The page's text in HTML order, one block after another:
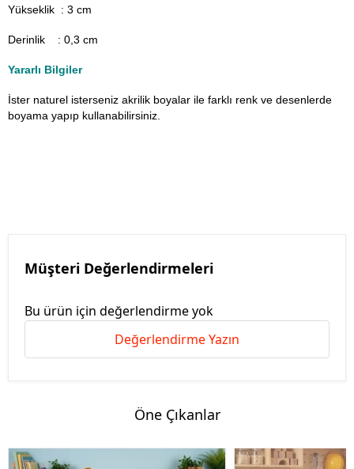
Yükseklik : 3 cm
Derinlik : 0,3 cm
Yararlı Bilgiler
İster naturel isterseniz akrilik boyalar ile farklı renk ve desenlerde
boyama yapıp kullanabilirsiniz.
Müşteri Değerlendirmeleri
Bu ürün için değerlendirme yok
Değerlendirme Yazın
Öne Çıkanlar